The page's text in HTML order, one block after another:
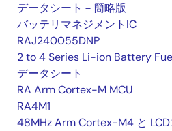
データシート－簡略版
バッテリマネジメントIC
RAJ240055DNP
2 to 4 Series Li-ion Battery
データシート
RA Arm Cortex-M MCU
RA4M1
48MHz Arm Cortex-M4 と